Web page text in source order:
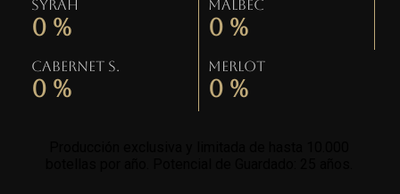
Syrah
0 %
Malbec
0 %
Cabernet S.
0 %
Merlot
0 %